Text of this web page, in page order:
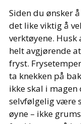
Siden du ønsker å
det like viktig å
verktøyene. Husk
helt avgjørende
fryst.
ta knekken på
ikke skal i magen
selvfølgelig være
øyne – ikke